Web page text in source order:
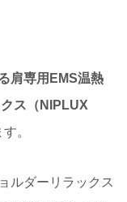
肩専用EMS温熱
ス（NIPLUX
。
ルダーリラックス